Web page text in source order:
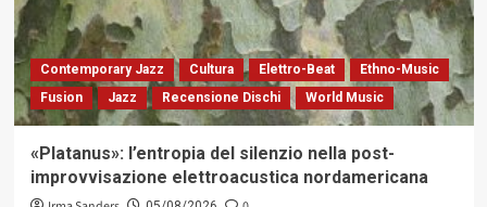
Contemporary Jazz Cultura Elettro-Beat
Ethno-Music
Fusion
Jazz Recensione Dischi World Music
«Platanus»: l’entropia del silenzio nella post-
improvvisazione elettroacustica nordamericana